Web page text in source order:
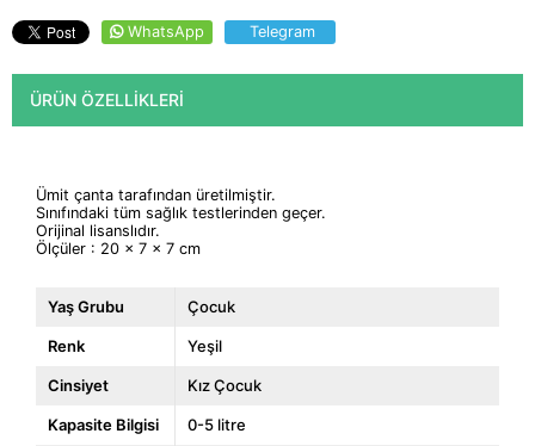
WhatsApp Telegram
ÜRÜN ÖZELLIKLERI
Ümit çanta tarafından üretilmiştir.
Sınıfındaki tüm sağlık testlerinden geçer.
Orijinal lisanslıdır.
Ölçüler : 20 x 7 x 7 cm
Yaş Grubu Çocuk
Renk Yeşil
Cinsiyet Kız Çocuk
Kapasite Bilgisi 0-5 litre